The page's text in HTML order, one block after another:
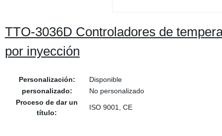
TTO-3036D Controladores de
por inyección
Personalización:
Disponible
personalizado:
No personalizado
Proceso de dar un
título:
ISO 9001, CE